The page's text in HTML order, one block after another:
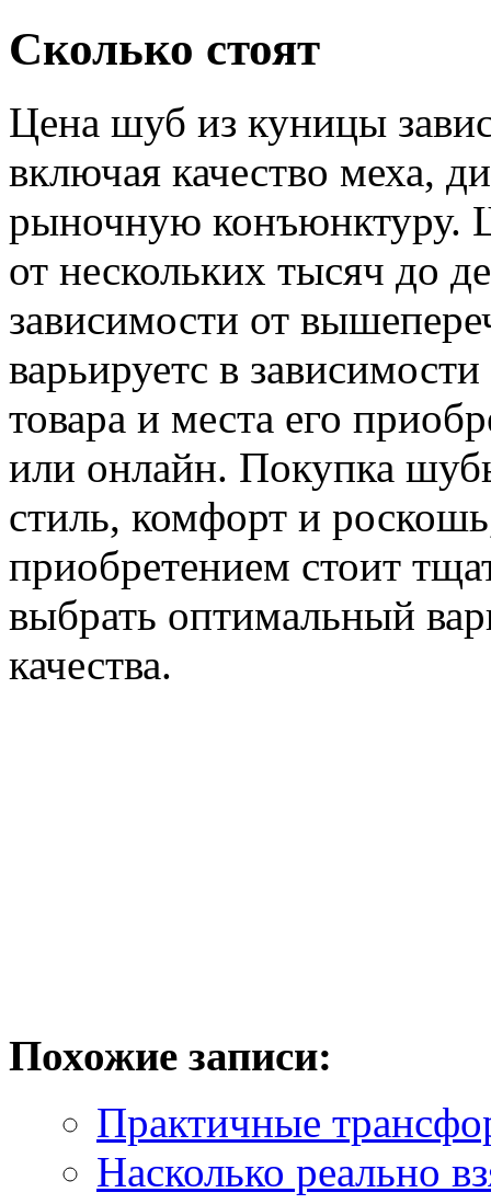
Сколько стоят
Цена шуб из куницы
включая качество меха,
рыночную конъюнктуру.
от нескольких тысяч до
зависимости от
варьируетс в
товара и места его
или онлайн. Покупка
стиль, комфорт и
приобретением стоит
выбрать оптимальный
качества.
Похожие записи:
Практичные
Насколько реально